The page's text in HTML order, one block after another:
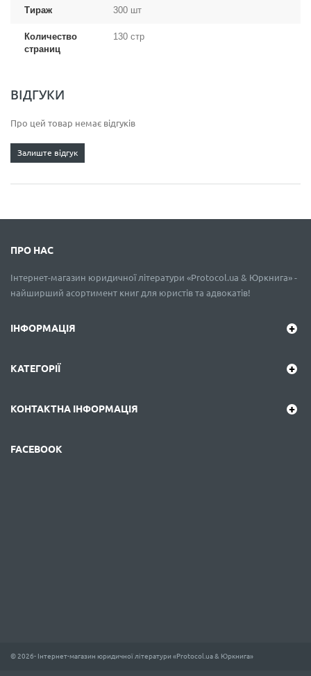
Тираж 300 шт
Количество
страниц
130 стр
ВІДГУКИ
Про цей товар немає відгуків
Залиште відгук
ПРО НАС
Інтернет-магазин юридичної літератури «Protocol.ua & Юркнига» -
найширший асортимент книг для юристів та адвокатів!
ІНФОРМАЦІЯ
КАТЕГОРІЇ
КОНТАКТНА ІНФОРМАЦІЯ
FACEBOOK
© 2026- Інтернет-магазин юридичної літератури «Protocol.ua & Юркнига»